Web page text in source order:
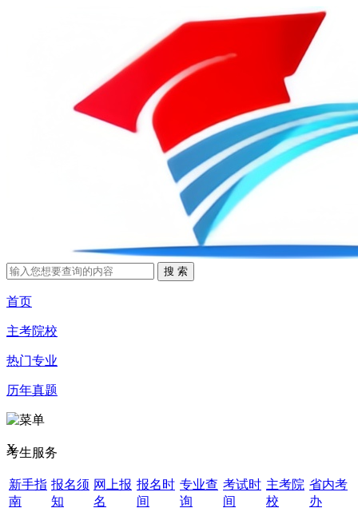
首页
主考院校
热门专业
历年真题
X
考生服务
新手指
南
报名须
知
网上报
名
报名时
间
专业查
询
考试时
间
主考院
校
省内考
办